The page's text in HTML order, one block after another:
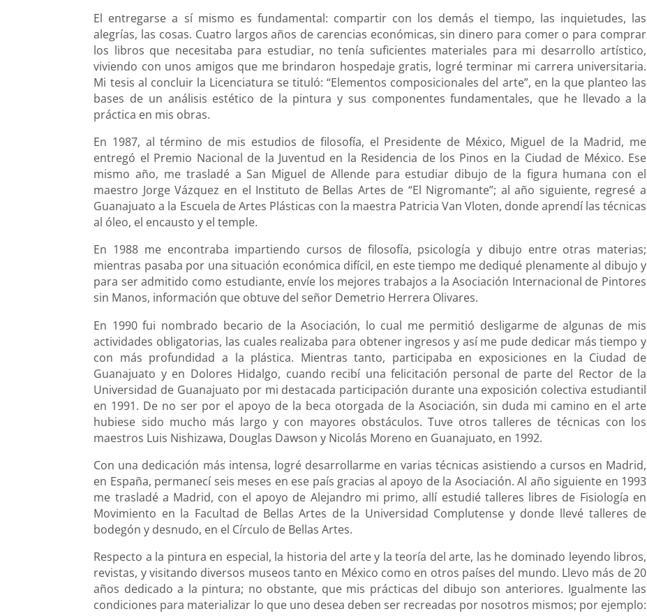
El entregarse a sí mismo es fundamental: compartir con los demás el tiempo, las inquietudes, las
alegrías, las cosas. Cuatro largos años de carencias económicas, sin dinero para comer o para comprar
los libros que necesitaba para estudiar, no tenía suficientes materiales para mi desarrollo artístico,
viviendo con unos amigos que me brindaron hospedaje gratis, logré terminar mi carrera universitaria.
Mi tesis al concluir la Licenciatura se tituló: “Elementos composicionales del arte”, en la que planteo las
bases de un análisis estético de la pintura y sus componentes fundamentales, que he llevado a la
práctica en mis obras.
En 1987, al término de mis estudios de filosofía, el Presidente de México, Miguel de la Madrid, me
entregó el Premio Nacional de la Juventud en la Residencia de los Pinos en la Ciudad de México. Ese
mismo año, me trasladé a San Miguel de Allende para estudiar dibujo de la figura humana con el
maestro Jorge Vázquez en el Instituto de Bellas Artes de “El Nigromante”; al año siguiente, regresé a
Guanajuato a la Escuela de Artes Plásticas con la maestra Patricia Van Vloten, donde aprendí las técnicas
al óleo, el encausto y el temple.
En 1988 me encontraba impartiendo cursos de filosofía, psicología y dibujo entre otras materias;
mientras pasaba por una situación económica difícil, en este tiempo me dediqué plenamente al dibujo y
para ser admitido como estudiante, envíe los mejores trabajos a la Asociación Internacional de Pintores
sin Manos, información que obtuve del señor Demetrio Herrera Olivares.
En 1990 fui nombrado becario de la Asociación, lo cual me permitió desligarme de algunas de mis
actividades obligatorias, las cuales realizaba para obtener ingresos y así me pude dedicar más tiempo y
con más profundidad a la plástica. Mientras tanto, participaba en exposiciones en la Ciudad de
Guanajuato y en Dolores Hidalgo, cuando recibí una felicitación personal de parte del Rector de la
Universidad de Guanajuato por mi destacada participación durante una exposición colectiva estudiantil
en 1991. De no ser por el apoyo de la beca otorgada de la Asociación, sin duda mi camino en el arte
hubiese sido mucho más largo y con mayores obstáculos. Tuve otros talleres de técnicas con los
maestros Luis Nishizawa, Douglas Dawson y Nicolás Moreno en Guanajuato, en 1992.
Con una dedicación más intensa, logré desarrollarme en varias técnicas asistiendo a cursos en Madrid,
en España, permanecí seis meses en ese país gracias al apoyo de la Asociación. Al año siguiente en 1993
me trasladé a Madrid, con el apoyo de Alejandro mi primo, allí estudié talleres libres de Fisiología en
Movimiento en la Facultad de Bellas Artes de la Universidad Complutense y donde llevé talleres de
bodegón y desnudo, en el Círculo de Bellas Artes.
Respecto a la pintura en especial, la historia del arte y la teoría del arte, las he dominado leyendo libros,
revistas, y visitando diversos museos tanto en México como en otros países del mundo. Llevo más de 20
años dedicado a la pintura; no obstante, que mis prácticas del dibujo son anteriores. Igualmente las
condiciones para materializar lo que uno desea deben ser recreadas por nosotros mismos; por ejemplo: